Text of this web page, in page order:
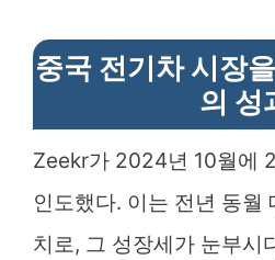
중국 전기차 시장
의 성
Zeekr가 2024년 10월에
인도했다. 이는 전년 동월
치로, 그 성장세가 눈부시